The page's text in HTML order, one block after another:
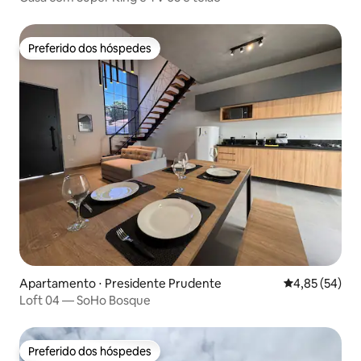
Preferido dos hóspedes
Preferido dos hóspedes
Apartamento ⋅ Presidente Prudente 4,85 de uma
4,85 (54)
Loft 04 — SoHo Bosque
Preferido dos hóspedes
Preferido dos hóspedes